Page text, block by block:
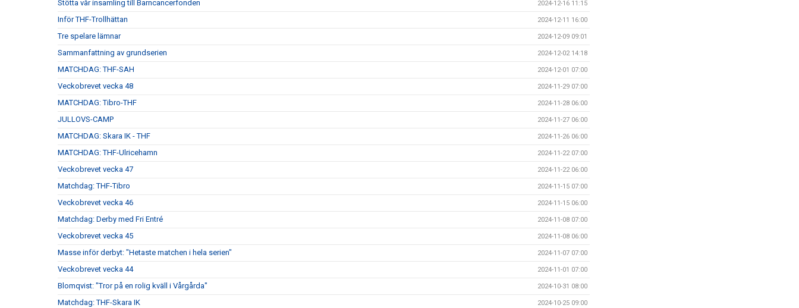
Stötta vår insamling till Barncancerfonden 2024-12-16 11:15
Inför THF-Trollhättan 2024-12-11 16:00
Tre spelare lämnar 2024-12-09 09:01
Sammanfattning av grundserien 2024-12-02 14:18
MATCHDAG: THF-SAH 2024-12-01 07:00
Veckobrevet vecka 48 2024-11-29 07:00
MATCHDAG: Tibro-THF 2024-11-28 06:00
JULLOVS-CAMP 2024-11-27 06:00
MATCHDAG: Skara IK - THF 2024-11-26 06:00
MATCHDAG: THF-Ulricehamn 2024-11-22 07:00
Veckobrevet vecka 47 2024-11-22 06:00
Matchdag: THF-Tibro 2024-11-15 07:00
Veckobrevet vecka 46 2024-11-15 06:00
Matchdag: Derby med Fri Entré 2024-11-08 07:00
Veckobrevet vecka 45 2024-11-08 06:00
Masse inför derbyt: "Hetaste matchen i hela serien" 2024-11-07 07:00
Veckobrevet vecka 44 2024-11-01 07:00
Blomqvist: "Tror på en rolig kväll i Vårgårda" 2024-10-31 08:00
Matchdag: THF-Skara IK 2024-10-25 09:00